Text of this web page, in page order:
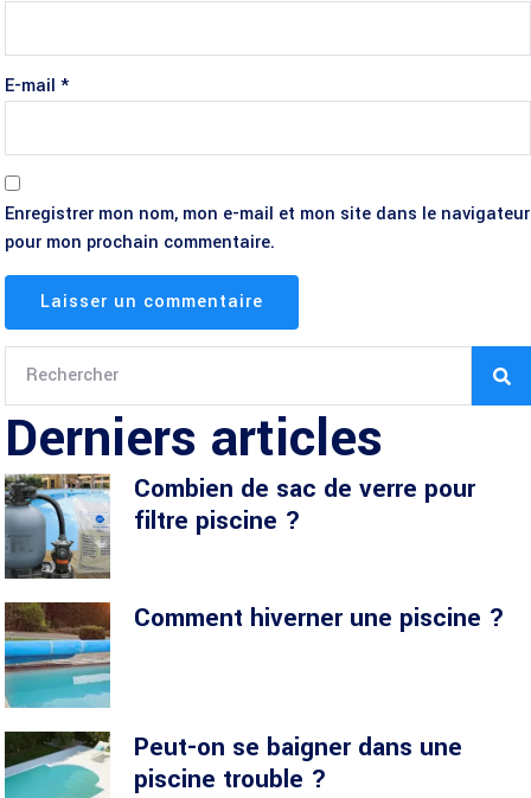
E-mail *
Enregistrer mon nom, mon e-mail et mon site dans le navigateur
pour mon prochain commentaire.
Derniers articles
Combien de sac de verre pour
filtre piscine ?
Comment hiverner une piscine​ ?
Peut-on se baigner dans une
piscine trouble​ ?